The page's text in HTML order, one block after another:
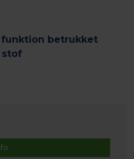
betrukket
stof